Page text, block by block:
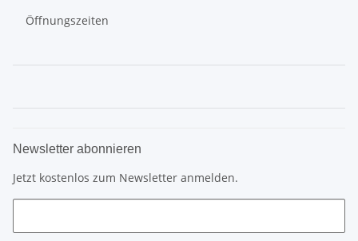
Öffnungszeiten
Newsletter abonnieren
Jetzt kostenlos zum Newsletter anmelden.